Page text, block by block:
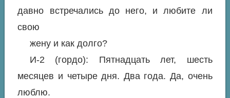
давно встречались до него, и любите ли
свою
жену и как долго?
И-2 (гордо): Пятнадцать лет, шесть
месяцев и четыре дня. Два года. Да, очень
люблю.